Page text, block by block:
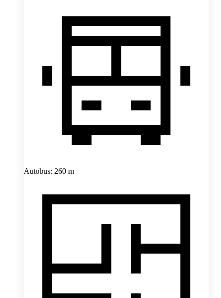
Autobus: 260 m